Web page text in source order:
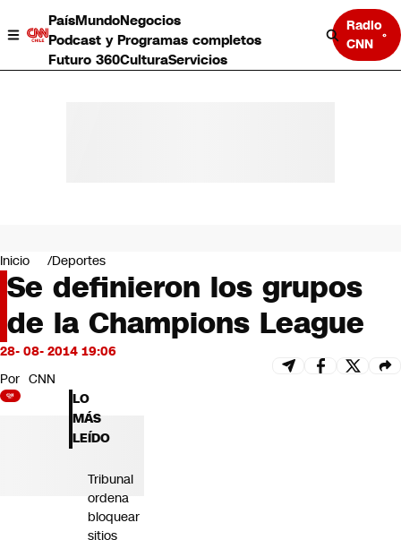
PaísMundoNegocios
Podcast y Programas completos
Futuro 360CulturaServicios
Radio
CNN
Negocios
Deportes
Programas completos
Cultura
Servicios
Bits
CNN Data
CNN tiempo
Futuro 360
Inicio Deportes
Se definieron los grupos
de la Champions League
28- 08- 2014 19:06
Por CNN
LO
MÁS
LEÍDO
Tribunal
ordena
bloquear
sitios